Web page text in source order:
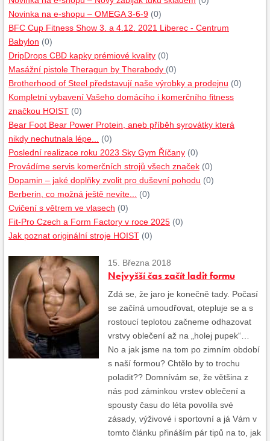
Novinka na e-shopu – OMEGA 3-6-9 (0)
BFC Cup Fitness Show 3. a 4.12. 2021 Liberec - Centrum
Babylon (0)
DripDrops CBD kapky prémiové kvality (0)
Masážní pistole Theragun by Therabody (0)
Brotherhood of Steel představují naše výrobky a prodejnu (0)
Kompletní vybavení Vašeho domácího i komerčního fitness
značkou HOIST (0)
Bear Foot Bear Power Protein, aneb příběh syrovátky která
nikdy nechutnala lépe...
(0)
Poslední realizace roku 2023 Sky Gym Říčany (0)
Provádíme servis komerčních strojů všech značek (0)
Dopamin – jaké doplňky zvolit pro duševní pohodu (0)
Berberin, co možná ještě nevíte...
(0)
Cvičení s větrem ve vlasech (0)
Fit-Pro Czech a Form Factory v roce 2025 (0)
Jak poznat originální stroje HOIST (0)
15. Března 2018
Nejvyšší čas začít ladit formu
Zdá se, že jaro je konečně tady. Počasí
se začíná umoudřovat, otepluje se a s
rostoucí teplotou začneme odhazovat
vrstvy oblečení až na „holej pupek“…
No a jak jsme na tom po zimním období
s naší formou? Chtělo by to trochu
poladit?? Domnívám se, že většina z
nás pod záminkou vrstev oblečení a
spousty času do léta povolila své
zásady, výživové i sportovní a já Vám v
tomto článku přináším pár tipů na to, jak